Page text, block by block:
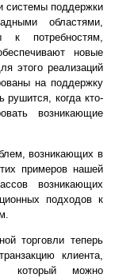
системы поддержки
областями,
к потребностям,
новые
этого реализаций
на поддержку
рушится, когда кто-
возникающие
возникающих в
примеров нашей
возникающих
подходов к
торговли теперь
клиента,
который можно